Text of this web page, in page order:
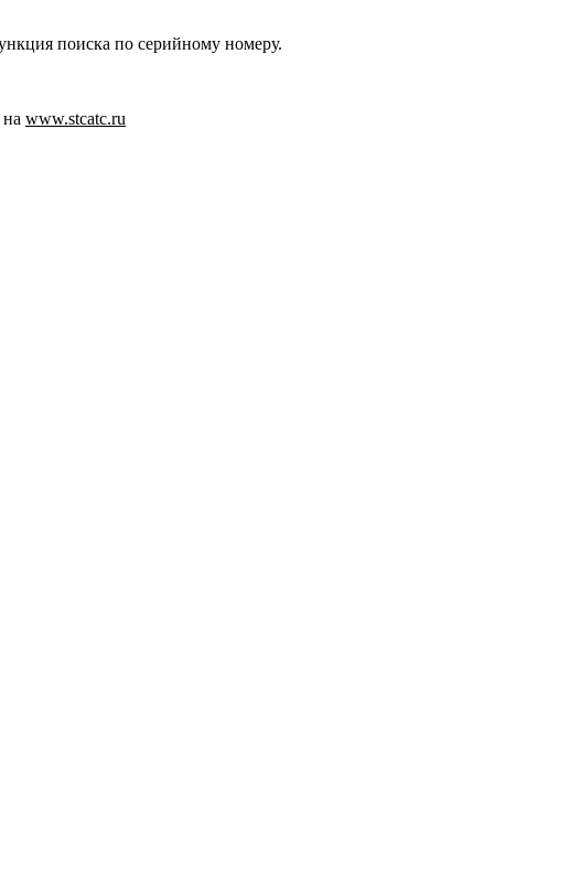
поиска по серийному номеру.
www.stcatc.ru